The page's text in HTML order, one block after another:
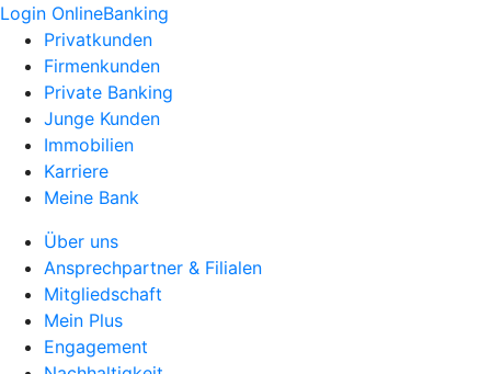
Login OnlineBanking
Privatkunden
Firmenkunden
Private Banking
Junge Kunden
Immobilien
Karriere
Meine Bank
Über uns
Ansprechpartner & Filialen
Mitgliedschaft
Mein Plus
Engagement